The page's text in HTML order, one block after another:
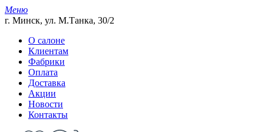
Меню
г. Минск, ул. М.Танка, 30/2
О салоне
Клиентам
Фабрики
Оплата
Доставка
Акции
Новости
Контакты